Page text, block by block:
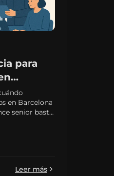
para
rodeos
en Barcelona
senior basta
Leer más